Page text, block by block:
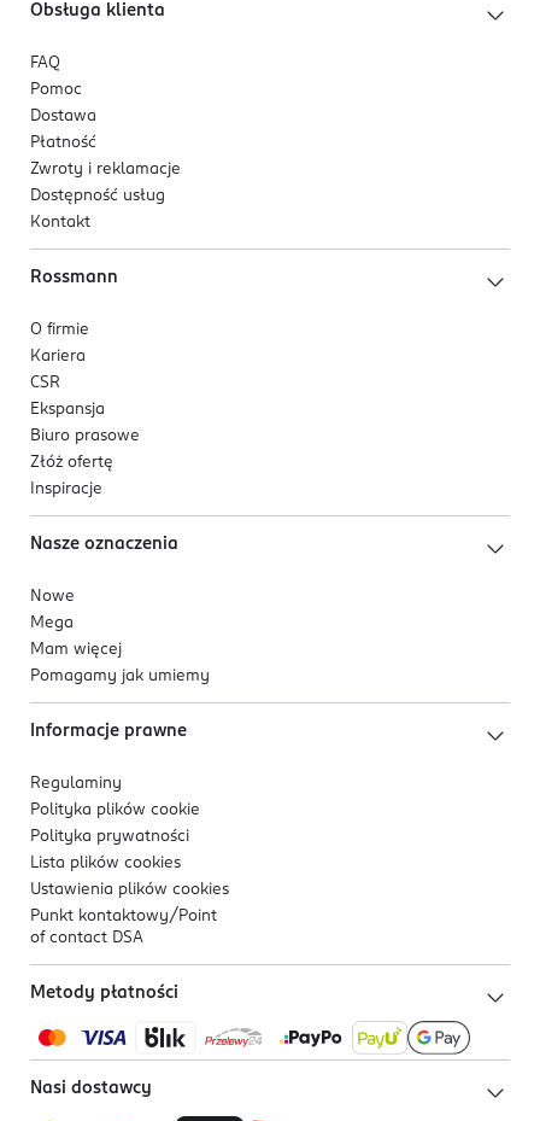
Obsługa klienta
FAQ
Pomoc
Dostawa
Płatność
Zwroty i reklamacje
Dostępność usług
Kontakt
Rossmann
O firmie
Kariera
CSR
Ekspansja
Biuro prasowe
Złóż ofertę
Inspiracje
Nasze oznaczenia
Nowe
Mega
Mam więcej
Pomagamy jak umiemy
Informacje prawne
Regulaminy
Polityka plików cookie
Polityka prywatności
Lista plików cookies
Ustawienia plików cookies
Punkt kontaktowy/ Point
of contact DSA
Metody płatności
Nasi dostawcy